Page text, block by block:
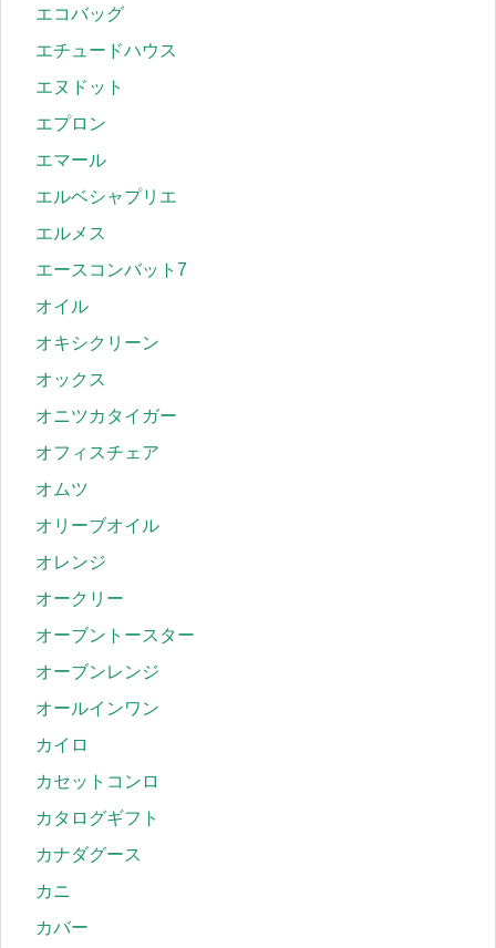
エコバッグ
エチュードハウス
エヌドット
エプロン
エマール
エルベシャプリエ
エルメス
エースコンバット7
オイル
オキシクリーン
オックス
オニツカタイガー
オフィスチェア
オムツ
オリーブオイル
オレンジ
オークリー
オーブントースター
オーブンレンジ
オールインワン
カイロ
カセットコンロ
カタログギフト
カナダグース
カニ
カバー